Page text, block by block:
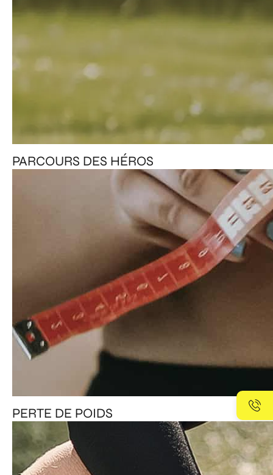
PARCOURS DES HÉROS
PERTE DE POIDS